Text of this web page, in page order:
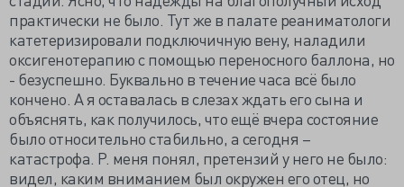
практически не было. Тут же в палате реаниматологи
катетеризировали подключичную вену, наладили
оксигенотерапию с помощью переносного баллона, но
- безуспешно. Буквально в течение часа всё было
кончено. А я оставалась в слезах ждать его сына и
объяснять, как получилось, что ещё вчера состояние
было относительно стабильно, а сегодня –
катастрофа. Р. меня понял, претензий у него не было:
видел, каким вниманием был окружен его отец, но